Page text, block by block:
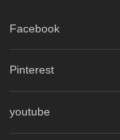
Facebook
Pinterest
youtube